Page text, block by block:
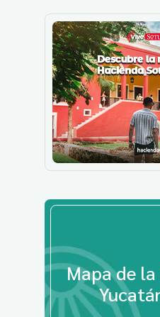
Mapa de la